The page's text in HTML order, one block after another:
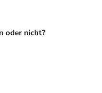
oder nicht?